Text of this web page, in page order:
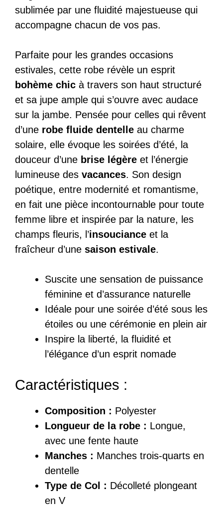
sublimée par une fluidité majestueuse qui
accompagne chacun de vos pas.
Parfaite pour les grandes occasions
estivales, cette robe révèle un esprit
bohème chic à travers son haut structuré
et sa jupe ample qui s’ouvre avec audace
sur la jambe. Pensée pour celles qui rêvent
d’une robe fluide dentelle au charme
solaire, elle évoque les soirées d’été, la
douceur d’une brise légère et l’énergie
lumineuse des vacances. Son design
poétique, entre modernité et romantisme,
en fait une pièce incontournable pour toute
femme libre et inspirée par la nature, les
champs fleuris, l’insouciance et la
fraîcheur d’une saison estivale.
Suscite une sensation de puissance
féminine et d’assurance naturelle
Idéale pour une soirée d’été sous les
étoiles ou une cérémonie en plein air
Inspire la liberté, la fluidité et
l’élégance d’un esprit nomade
Caractéristiques :
Composition : Polyester
Longueur de la robe : Longue,
avec une fente haute
Manches : Manches trois-quarts en
dentelle
Type de Col : Décolleté plongeant
en V